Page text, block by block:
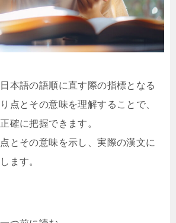
本語の語順に直す際の指標となる
点とその意味を理解することで、
確に把握できます。
とその意味を示し、実際の漢文に
ます。